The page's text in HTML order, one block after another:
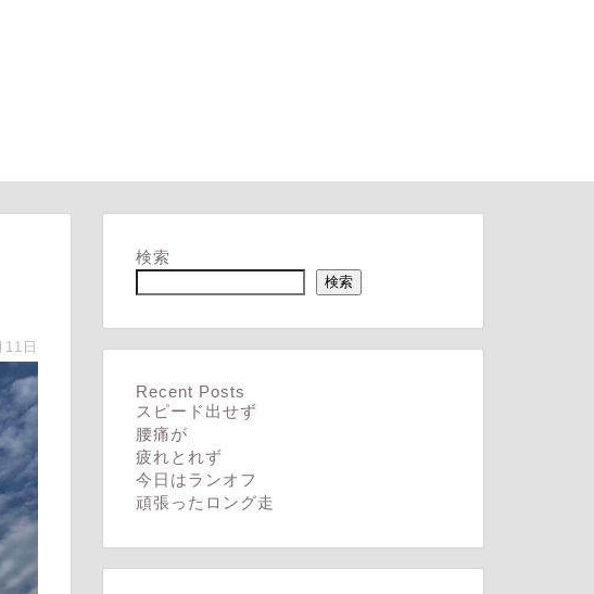
日
検索
検索
Recent Posts
スピード出せず
腰痛が
疲れとれず
今日はランオフ
頑張ったロング走